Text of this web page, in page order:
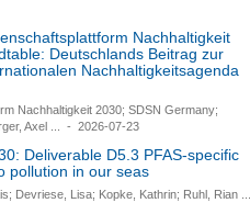
Nachhaltigkeit
Deutschlands Beitrag zur
Nachhaltigkeitsagenda
Nachhaltigkeit 2030; SDSN Germany;
Axel ...
- 2026-07-23
Deliverable D5.3 PFAS-specific
pollution in our seas
Devriese, Lisa; Kopke, Kathrin; Ruhl, Rian ...